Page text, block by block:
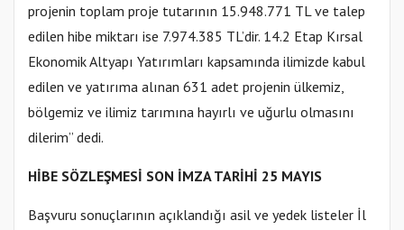
projenin toplam proje tutarının 15.948.771 TL ve talep
edilen hibe miktarı ise 7.974.385 TL’dir. 14.2 Etap Kırsal
Ekonomik Altyapı Yatırımları kapsamında ilimizde kabul
edilen ve yatırıma alınan 631 adet projenin ülkemiz,
bölgemiz ve ilimiz tarımına hayırlı ve uğurlu olmasını
dilerim” dedi.
HİBE SÖZLEŞMESİ SON İMZA TARİHİ 25 MAYIS
Başvuru sonuçlarının açıklandığı asil ve yedek listeler İl